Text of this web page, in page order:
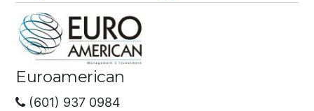
Euroamerican
(601) 937 0984